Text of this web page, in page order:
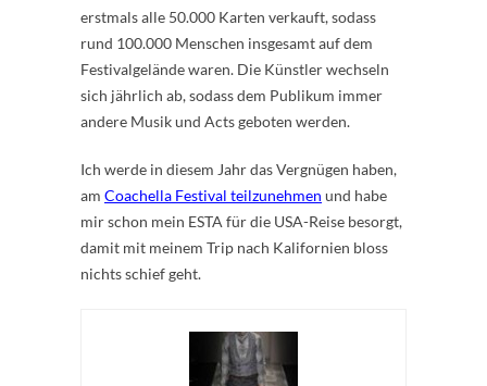
erstmals alle 50.000 Karten verkauft, sodass
rund 100.000 Menschen insgesamt auf dem
Festivalgelände waren. Die Künstler wechseln
sich jährlich ab, sodass dem Publikum immer
andere Musik und Acts geboten werden.
Ich werde in diesem Jahr das Vergnügen haben,
am Coachella Festival teilzunehmen und habe
mir schon mein ESTA für die USA-Reise besorgt,
damit mit meinem Trip nach Kalifornien bloss
nichts schief geht.